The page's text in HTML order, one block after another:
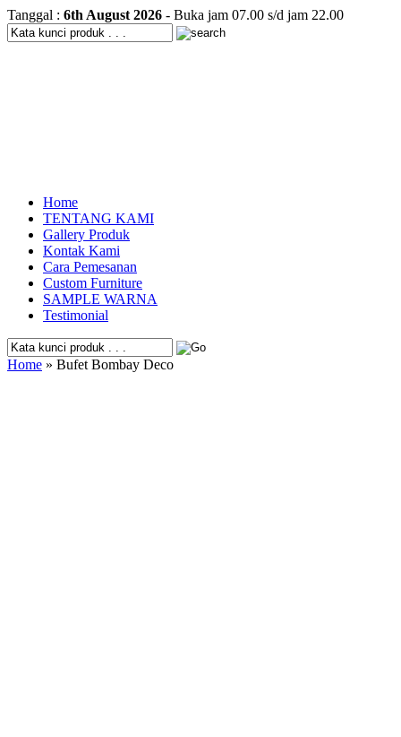
Tanggal : 6th August 2026 - Buka jam 07.00 s/d jam 22.00
Home
TENTANG KAMI
Gallery Produk
Kontak Kami
Cara Pemesanan
Custom Furniture
SAMPLE WARNA
Testimonial
Home » Bufet Bombay Deco